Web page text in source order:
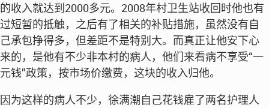
的收入就达到2000多元。2008年村卫生站收回时他也有
过短暂的抵触，之后有了相关的补贴措施，虽然没有自
己承包挣得多，但差距不是特别大。而真正让他安下心
来的，是他有不少非本村的病人，他们来看病不享受“一
元钱”政策，按市场价缴费，这块的收入归他。
因为这样的病人不少，徐满潮自己花钱雇了两名护理人